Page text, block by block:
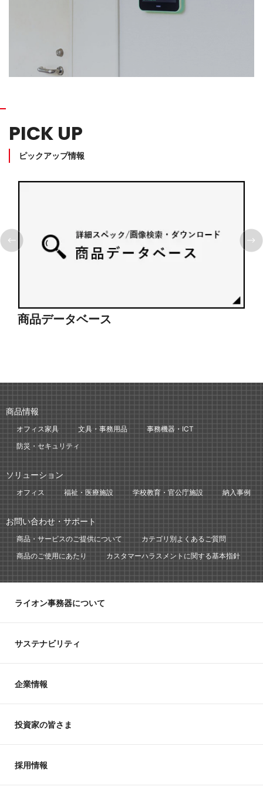
PICK UP
ピックアップ情報
商品データベース
商品情報
オフィス家具 文具・事務用品
事務機器・ICT
防災・セキュリティ
ソリューション
オフィス 福祉・医療施設 学校教育・官公庁施設 納入事例
お問い合わせ・サポート
商品・サービスのご提供について
カテゴリ別よくあるご質問
商品のご使用にあたり
カスタマーハラスメントに関する基本指針
ライオン事務器について
サステナビリティ
企業情報
投資家の皆さま
採用情報